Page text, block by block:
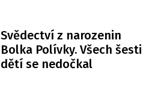
Svědectví z narozenin
Bolka Polívky. Všech šesti
dětí se nedočkal